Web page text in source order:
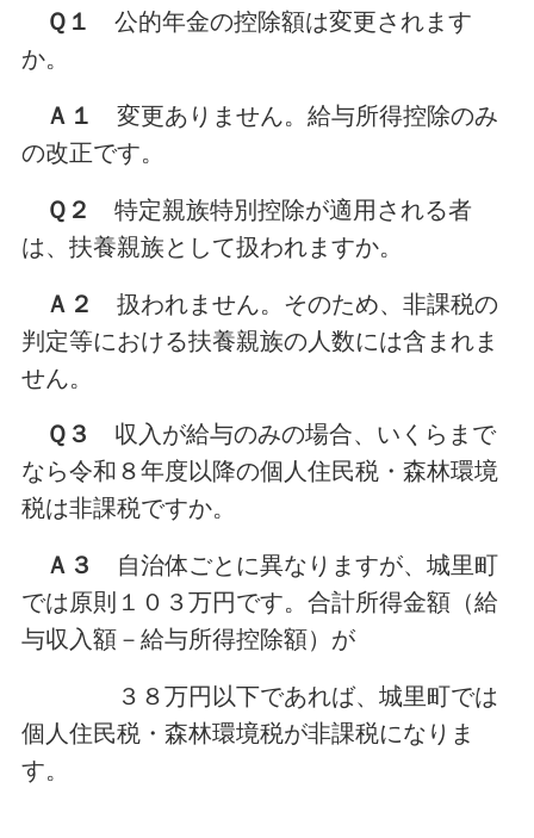
Ｑ１
公的年金の控除額は変更されます
か。
Ａ１
変更ありません。給与所得控除のみ
の改正です。
Ｑ２
特定親族特別控除が適用される者
は、扶養親族として扱われますか。
Ａ２
扱われません。そのため、非課税の
判定等における扶養親族の人数には含まれま
せん。
Ｑ３
収入が給与のみの場合、いくらまで
なら令和８年度以降の個人住民税・森林環境
税は非課税ですか。
Ａ３
自治体ごとに異なりますが、城里町
では原則１０３万円です。合計所得金額（給
与収入額－給与所得控除額）が
３８万円以下であれば、城里町では
個人住民税・森林環境税が非課税になりま
す。